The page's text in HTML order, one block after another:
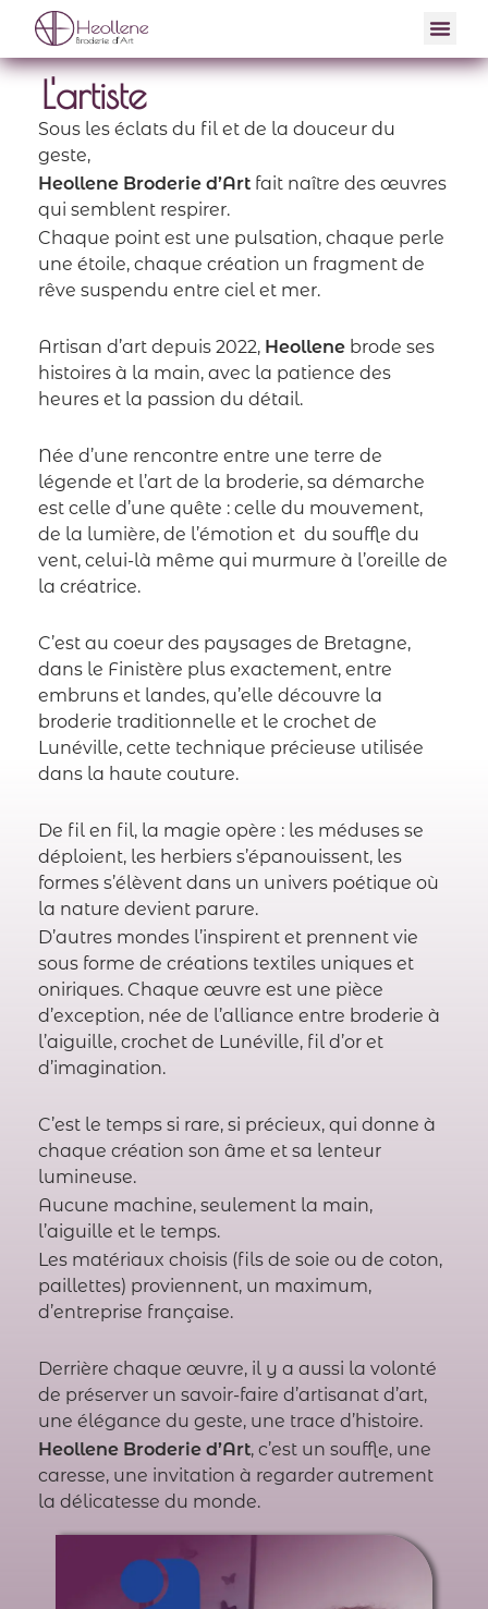
L'artiste
Sous les éclats du fil et de la douceur du
geste,
Heollene Broderie d’Art fait naître des œuvres
qui semblent respirer.
Chaque point est une pulsation, chaque perle
une étoile, chaque création un fragment de
rêve suspendu entre ciel et mer.
Artisan d’art depuis 2022, Heollene brode ses
histoires à la main, avec la patience des
heures et la passion du détail.
Née d’une rencontre entre une terre de
légende et l’art de la broderie, sa démarche
est celle d’une quête : celle du mouvement,
de la lumière, de l’émotion et du souffle du
vent, celui-là même qui murmure à l’oreille de
la créatrice.
C’est au coeur des paysages de Bretagne,
dans le Finistère plus exactement, entre
embruns et landes, qu’elle découvre la
broderie traditionnelle et le crochet de
Lunéville, cette technique précieuse utilisée
dans la haute couture.
De fil en fil, la magie opère : les méduses se
déploient, les herbiers s’épanouissent, les
formes s’élèvent dans un univers poétique où
la nature devient parure.
D’autres mondes l’inspirent et prennent vie
sous forme de créations textiles uniques et
oniriques. Chaque œuvre est une pièce
d’exception, née de l’alliance entre broderie à
l’aiguille, crochet de Lunéville, fil d’or et
d’imagination.
C’est le temps si rare, si précieux, qui donne à
chaque création son âme et sa lenteur
lumineuse.
Aucune machine, seulement la main,
l’aiguille et le temps.
Les matériaux choisis (fils de soie ou de coton,
paillettes) proviennent, un maximum,
d’entreprise française.
Derrière chaque œuvre, il y a aussi la volonté
de préserver un savoir-faire d’artisanat d’art,
une élégance du geste, une trace d’histoire.
Heollene Broderie d’Art, c’est un souffle, une
caresse, une invitation à regarder autrement
la délicatesse du monde.